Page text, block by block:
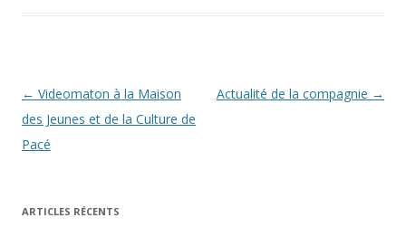
Navigation
des
articles
← Videomaton à la Maison
des Jeunes et de la Culture de
Pacé
Actualité de la compagnie →
ARTICLES RÉCENTS